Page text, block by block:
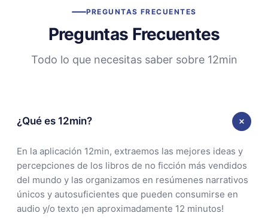
PREGUNTAS FRECUENTES
Preguntas Frecuentes
Todo lo que necesitas saber sobre 12min
¿Qué es 12min?
En la aplicación 12min, extraemos las mejores ideas y
percepciones de los libros de no ficción más vendidos
del mundo y las organizamos en resúmenes narrativos
únicos y autosuficientes que pueden consumirse en
audio y/o texto ¡en aproximadamente 12 minutos!